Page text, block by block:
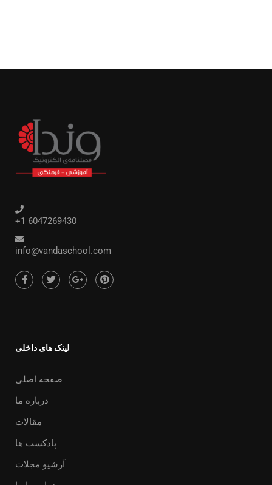
+1 6047269430
info@vandaschool.com
لینک های داخلی
صفحه اصلی
درباره ما
مقالات
پادکست ها
آرشیو مجلات